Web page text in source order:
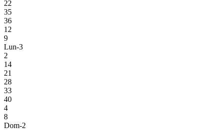
22
35
36
12
9
Lun-3
2
14
21
28
33
40
4
8
Dom-2